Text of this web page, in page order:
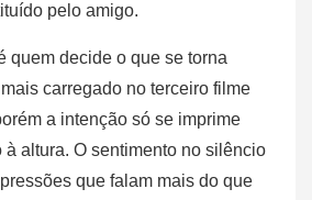
pelo amigo.
quem decide o que se torna
carregado no terceiro filme
a intenção só se imprime
à altura. O sentimento no silêncio
que falam mais do que